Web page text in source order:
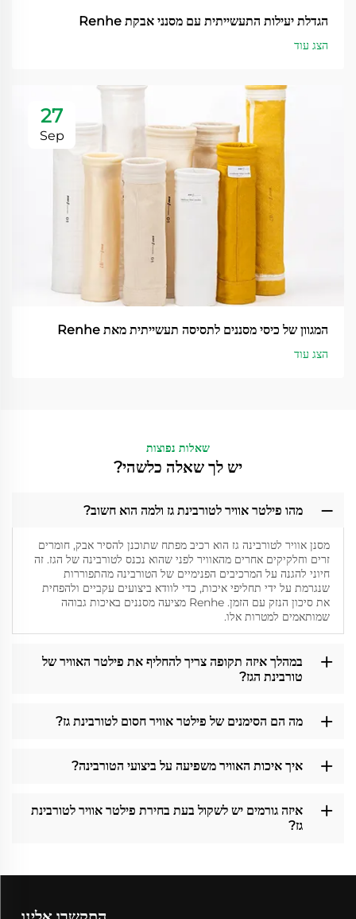
הגדלת יעילות התעשייתית עם מסנני אבקת Renhe
הצג עוד
27
Sep
המגוון של כיסי מסננים לתסיסה תעשייתית מאת Renhe
הצג עוד
שאלות נפוצות
יש לך שאלה כלשהי?
מהו פילטר אוויר לטורבינת גז ולמה הוא חשוב?
מסנן אוויר לטורבינה גז הוא רכיב מפתח שתוכנן להסיר אבק, חומרים
זרים וחלקיקים אחרים מהאוויר לפני שהוא נכנס לטורבינה של הגז. זה
חיוני להגנה על המרכיבים הפנימיים של הטורבינה מהתפוררות
שנגרמת על ידי תחליפי איכות, כדי לוודא ביצועים עקביים ולהפחית
את סיכון הנזק עם הזמן. Renhe מציעה מסננים באיכות גבוהה
שמותאמים למטרות אלו.
במהלך איזה תקופה צריך להחליף את פילטר האוויר של
טורבינת הגז?
מה הם הסימנים של פילטר אוויר חסום לטורבינת גז?
איך איכות האוויר משפיעה על ביצועי הטורבינה?
איזה גורמים יש לשקול בעת בחירת פילטר אוויר לטורבינת
גז?